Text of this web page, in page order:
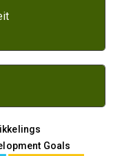
Goals